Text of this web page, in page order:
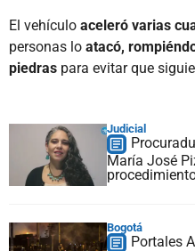
El vehículo aceleró varias
personas lo atacó,
piedras para evitar que
Judicial
María José
Bogotá
Portales